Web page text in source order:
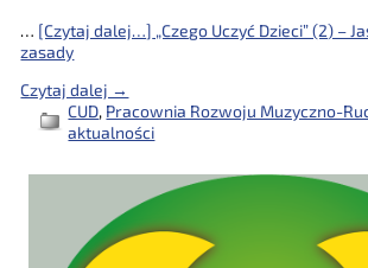
… [Czytaj dalej…] „Czego Uczyć Dzieci” (2) –
zasady
Czytaj dalej →
CUD, Pracownia Rozwoju Muzyczno-
aktualności